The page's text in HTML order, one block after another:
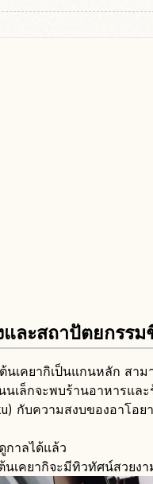
ละสถาปัตยกรรม
เคยากิเป็นแกนหลัก สา
เล็กจะพบร้านอาหารแล
กับความสงบของอาโอ
กาลได้แล้ว
เคยากิจะมีทิวทัศน์สวยงา